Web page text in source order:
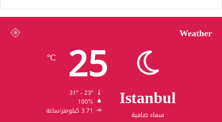
Weather
Istanbul
سماء صافية
25
℃
100%
3.71 كيلومتر/ساعة